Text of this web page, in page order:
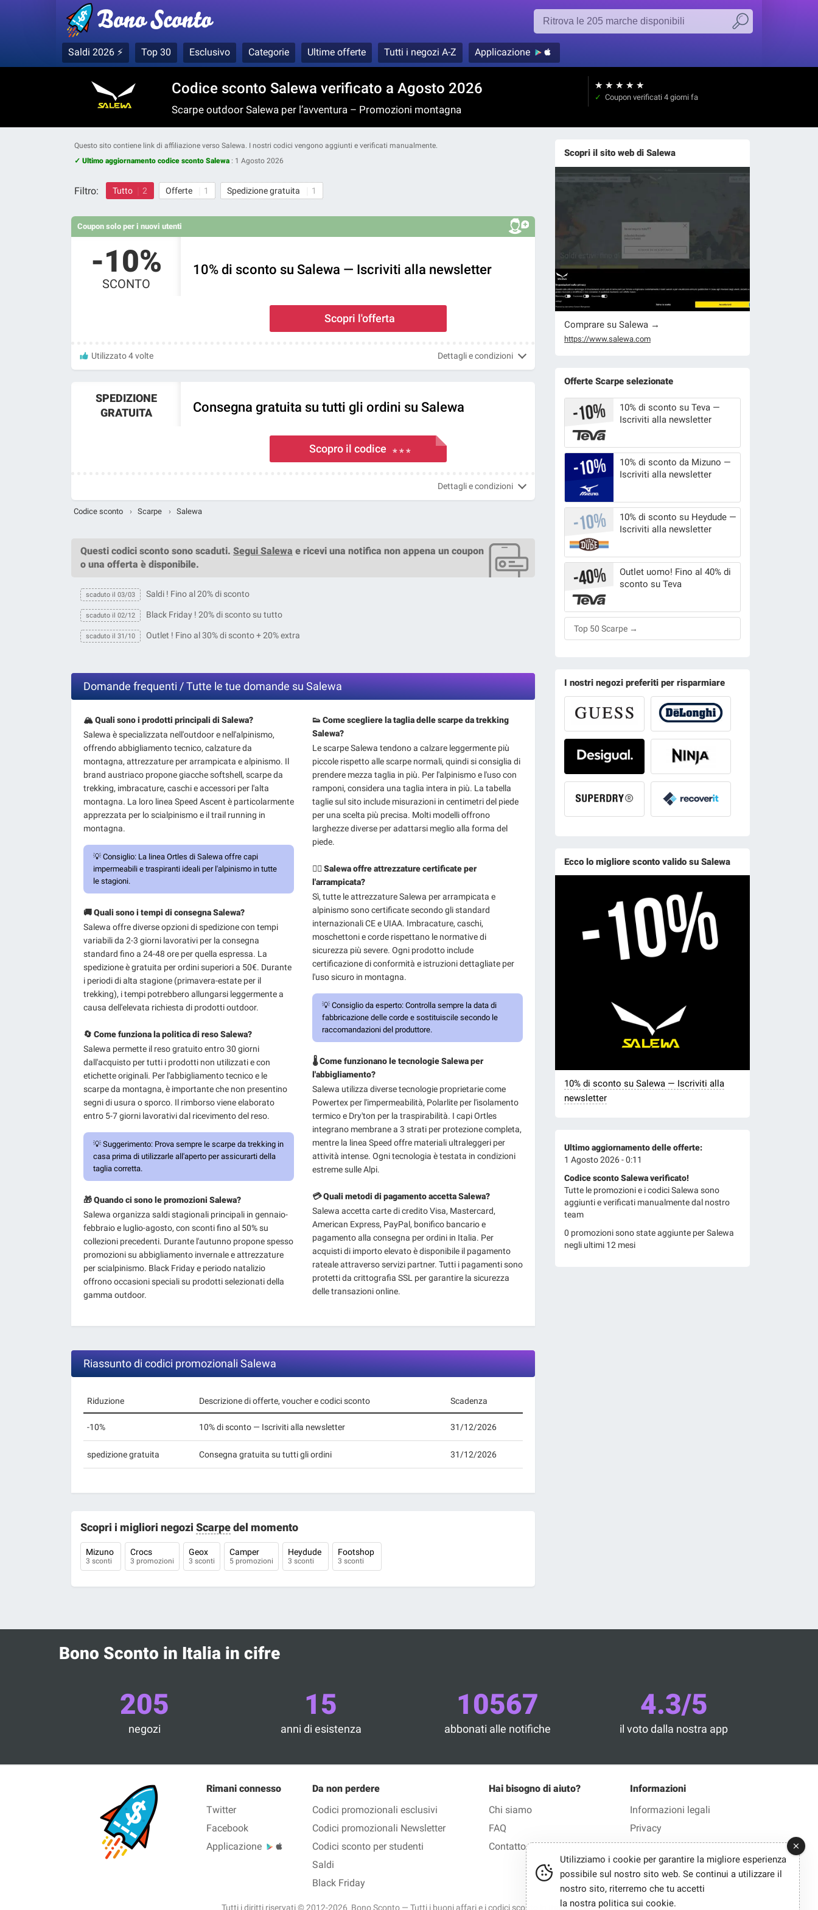
Saldi 2026 ⚡ Top 30 Esclusivo Categorie Ultime offerte Tutti i negozi A-Z Applicazione
Codice sconto Salewa verificato a Agosto 2026
Scarpe outdoor Salewa per l’avventura – Promozioni montagna
★
★
★
★
★
Coupon verificati 4 giorni fa
Questo sito contiene link di affiliazione verso Salewa. I nostri codici vengono aggiunti e verificati manualmente.
✓ Ultimo aggiornamento codice sconto Salewa : 1 Agosto 2026
Filtro: Tutto 2 Offerte 1 Spedizione gratuita 1
Coupon solo per i nuovi utenti
-10%
SCONTO
10% di sconto su Salewa — Iscriviti alla newsletter
Scopri l'offerta
Utilizzato 4 volte Dettagli e condizioni
SPEDIZIONE
GRATUITA
Consegna gratuita su tutti gli ordini su Salewa
Scopro il codice * * *
Dettagli e condizioni
Codice sconto › Scarpe › Salewa
Questi codici sconto sono scaduti. Segui Salewa e ricevi una notifica non appena un coupon
o una offerta è disponibile.
scaduto il 03/03 Saldi ! Fino al 20% di sconto
scaduto il 02/12 Black Friday ! 20% di sconto su tutto
scaduto il 31/10 Outlet ! Fino al 30% di sconto + 20% extra
Domande frequenti / Tutte le tue domande su Salewa
🏔️ Quali sono i prodotti principali di Salewa?
Salewa è specializzata nell'outdoor e nell'alpinismo,
offrendo abbigliamento tecnico, calzature da
montagna, attrezzature per arrampicata e alpinismo. Il
brand austriaco propone giacche softshell, scarpe da
trekking, imbracature, caschi e accessori per l'alta
montagna. La loro linea Speed Ascent è particolarmente
apprezzata per lo scialpinismo e il trail running in
montagna.
💡 Consiglio: La linea Ortles di Salewa offre capi
impermeabili e traspiranti ideali per l'alpinismo in tutte
le stagioni.
🚚 Quali sono i tempi di consegna Salewa?
Salewa offre diverse opzioni di spedizione con tempi
variabili da 2-3 giorni lavorativi per la consegna
standard fino a 24-48 ore per quella espressa. La
spedizione è gratuita per ordini superiori a 50€. Durante
i periodi di alta stagione (primavera-estate per il
trekking), i tempi potrebbero allungarsi leggermente a
causa dell'elevata richiesta di prodotti outdoor.
🔄 Come funziona la politica di reso Salewa?
Salewa permette il reso gratuito entro 30 giorni
dall'acquisto per tutti i prodotti non utilizzati e con
etichette originali. Per l'abbigliamento tecnico e le
scarpe da montagna, è importante che non presentino
segni di usura o sporco. Il rimborso viene elaborato
entro 5-7 giorni lavorativi dal ricevimento del reso.
💡 Suggerimento: Prova sempre le scarpe da trekking in
casa prima di utilizzarle all'aperto per assicurarti della
taglia corretta.
🎁 Quando ci sono le promozioni Salewa?
Salewa organizza saldi stagionali principali in gennaio-
febbraio e luglio-agosto, con sconti fino al 50% su
collezioni precedenti. Durante l'autunno propone spesso
promozioni su abbigliamento invernale e attrezzature
per scialpinismo. Black Friday e periodo natalizio
offrono occasioni speciali su prodotti selezionati della
gamma outdoor.
👟 Come scegliere la taglia delle scarpe da trekking
Salewa?
Le scarpe Salewa tendono a calzare leggermente più
piccole rispetto alle scarpe normali, quindi si consiglia di
prendere mezza taglia in più. Per l'alpinismo e l'uso con
ramponi, considera una taglia intera in più. La tabella
taglie sul sito include misurazioni in centimetri del piede
per una scelta più precisa. Molti modelli offrono
larghezze diverse per adattarsi meglio alla forma del
piede.
🧗‍♂️ Salewa offre attrezzature certificate per
l'arrampicata?
Sì, tutte le attrezzature Salewa per arrampicata e
alpinismo sono certificate secondo gli standard
internazionali CE e UIAA. Imbracature, caschi,
moschettoni e corde rispettano le normative di
sicurezza più severe. Ogni prodotto include
certificazione di conformità e istruzioni dettagliate per
l'uso sicuro in montagna.
💡 Consiglio da esperto: Controlla sempre la data di
fabbricazione delle corde e sostituiscile secondo le
raccomandazioni del produttore.
🌡️ Come funzionano le tecnologie Salewa per
l'abbigliamento?
Salewa utilizza diverse tecnologie proprietarie come
Powertex per l'impermeabilità, Polarlite per l'isolamento
termico e Dry'ton per la traspirabilità. I capi Ortles
integrano membrane a 3 strati per protezione completa,
mentre la linea Speed offre materiali ultraleggeri per
attività intense. Ogni tecnologia è testata in condizioni
estreme sulle Alpi.
💳 Quali metodi di pagamento accetta Salewa?
Salewa accetta carte di credito Visa, Mastercard,
American Express, PayPal, bonifico bancario e
pagamento alla consegna per ordini in Italia. Per
acquisti di importo elevato è disponibile il pagamento
rateale attraverso servizi partner. Tutti i pagamenti sono
protetti da crittografia SSL per garantire la sicurezza
delle transazioni online.
Riassunto di codici promozionali Salewa
Riduzione Descrizione di offerte, voucher e codici sconto Scadenza
-10% 10% di sconto — Iscriviti alla newsletter 31/12/2026
spedizione gratuita Consegna gratuita su tutti gli ordini 31/12/2026
Scopri i migliori negozi Scarpedel momento
Mizuno
3 sconti
Crocs
3 promozioni
Geox
3 sconti
Camper
5 promozioni
Heydude
3 sconti
Footshop
3 sconti
Scopri il sito web di Salewa
Comprare su Salewa →
https://www.salewa.com
Offerte Scarpe selezionate
10% di sconto su Teva —
Iscriviti alla newsletter
10% di sconto da Mizuno —
Iscriviti alla newsletter
10% di sconto su Heydude —
Iscriviti alla newsletter
Outlet uomo! Fino al 40% di
sconto su Teva
Top 50 Scarpe →
I nostri negozi preferiti per risparmiare
Ecco lo migliore sconto valido su Salewa
10% di sconto su Salewa — Iscriviti alla
newsletter
Ultimo aggiornamento delle offerte:
1 Agosto 2026 - 0:11
Codice sconto Salewa verificato!
Tutte le promozioni e i codici Salewa sono
aggiunti e verificati manualmente dal nostro
team
0 promozioni sono state aggiunte per Salewa
negli ultimi 12 mesi
Bono Sconto in Italia in cifre
205
negozi
15
anni di esistenza
10567
abbonati alle notifiche
4.3/5
il voto dalla nostra app
Rimani connesso
Twitter
Facebook
Applicazione
Da non perdere
Codici promozionali esclusivi
Codici promozionali Newsletter
Codici sconto per studenti
Saldi
Black Friday
Hai bisogno di aiuto?
Chi siamo
FAQ
Contatto
Informazioni
Informazioni legali
Privacy
Tutti i diritti riservati © 2012-2026 Bono Sconto — Tutti i buoni affari e i codici sconto in Italia in 1 clic
Utilizziamo i cookie per garantire la migliore esperienza
possibile sul nostro sito web. Se continui a utilizzare il
nostro sito, riterremo che tu accetti
la nostra politica sui cookie.